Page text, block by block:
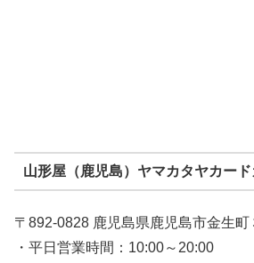
山形屋（鹿児島）ヤマカタヤカー
〒892-0828 鹿児島県鹿児島市金生町
・平日営業時間：10:00～20:00